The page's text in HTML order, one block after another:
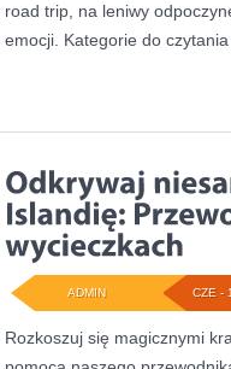
road trip, na leniwy
emocji. Kategorie do czytania
CZE -
ADMIN
Rozkoszuj się magicznymi